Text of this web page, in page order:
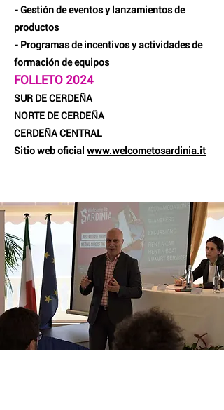
- Gestión de eventos y lanzamientos de
productos
- Programas de incentivos y actividades de
formación de equipos
FOLLETO 2024
SUR DE CERDEÑA
NORTE DE CERDEÑA
CERDEÑA CENTRAL
Sitio web oficial www.welcometosardinia.it